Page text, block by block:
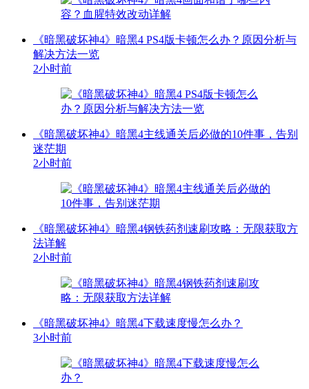
《暗黑破坏神4》暗黑4 PS4版卡顿怎么办？原因分析与
解决方法一览
2小时前
《暗黑破坏神4》暗黑4主线通关后必做的10件事，告别
迷茫期
2小时前
《暗黑破坏神4》暗黑4钢铁药剂速刷攻略：无限获取方
法详解
2小时前
《暗黑破坏神4》暗黑4下载速度慢怎么办？
3小时前